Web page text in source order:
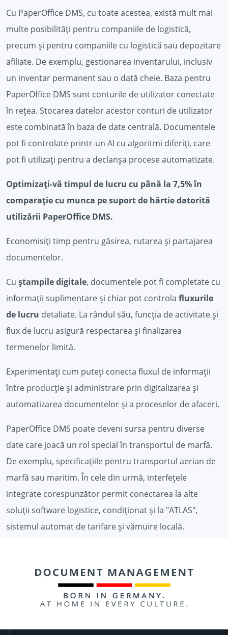
Cu PaperOffice DMS, cu toate acestea, există mult mai
multe posibilități pentru companiile de logistică,
precum și pentru companiile cu logistică sau depozitare
afiliate. De exemplu, gestionarea inventarului, inclusiv
un inventar permanent sau o dată cheie. Baza pentru
PaperOffice DMS sunt conturile de utilizator conectate
în rețea. Stocarea datelor acestor conturi de utilizator
este combinată în baza de date centrală. Documentele
pot fi controlate printr-un AI cu algoritmi diferiți, care
pot fi utilizați pentru a declanșa procese automatizate.
Optimizați-vă timpul de lucru cu până la 7,5% în
comparație cu munca pe suport de hârtie datorită
utilizării PaperOffice DMS.
Economisiți timp pentru găsirea, rutarea și partajarea
documentelor.
Cu ștampile digitale, documentele pot fi completate cu
informații suplimentare și chiar pot controla fluxurile
de lucru detaliate. La rândul său, funcția de activitate și
flux de lucru asigură respectarea și finalizarea
termenelor limită.
Experimentați cum puteți conecta fluxul de informații
între producție și administrare prin digitalizarea și
automatizarea documentelor și a proceselor de afaceri.
PaperOffice DMS poate deveni sursa pentru diverse
date care joacă un rol special în transportul de marfă.
De exemplu, specificațiile pentru transportul aerian de
marfă sau maritim. În cele din urmă, interfețele
integrate corespunzător permit conectarea la alte
soluții software logistice, condiționat și la "ATLAS",
sistemul automat de tarifare și vămuire locală.